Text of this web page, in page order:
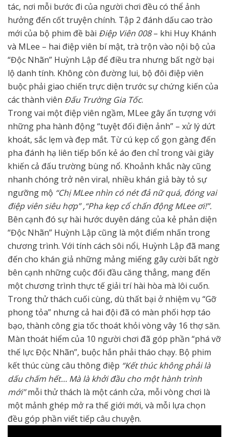
tác, nơi mỗi bước đi của người chơi đều có thể ảnh
hưởng đến cốt truyện chính. Tập 2 đánh dấu cao trào
mới của bộ phim đề bài Điệp Viên 008– khi Huy Khánh
và MLee – hai điệp viên bí mật, trà trộn vào nội bộ của
“Độc Nhãn” Huỳnh Lập để điều tra nhưng bất ngờ bại
lộ danh tính. Không còn đường lui, bộ đôi điệp viên
buộc phải giao chiến trực diện trước sự chứng kiến của
các thành viên Đấu Trường Gia Tốc.
Trong vai một điệp viên ngầm, MLee gây ấn tượng với
những pha hành động “tuyệt đối điện ảnh” – xử lý dứt
khoát, sắc lẹm và đẹp mắt. Từ cú kẹp cổ gọn gàng đến
pha đánh hạ liên tiếp bốn kẻ áo đen chỉ trong vài giây
khiến cả đấu trường bùng nổ. Khoảnh khắc này cũng
nhanh chóng trở nên viral, nhiều khán giả bày tỏ sự
ngưỡng mộ “Chị MLee nhìn có nét đả nữ quá, đóng vai
điệp viên siêu hợp” ,“Pha kẹp cổ chấn động MLee ơi!”.
Bên cạnh đó sự hài hước duyên dáng của kẻ phản diện
“Độc Nhãn” Huỳnh Lập cũng là một điểm nhấn trong
chương trình. Với tính cách sôi nổi, Huỳnh Lập đã mang
đến cho khán giả những mảng miếng gây cười bất ngờ
bên cạnh những cuộc đối đầu căng thẳng, mang đến
một chương trình thực tế giải trí hài hòa mà lôi cuốn.
Trong thử thách cuối cùng, dù thất bại ở nhiệm vụ “Gỡ
phong tỏa” nhưng cả hai đội đã có màn phối hợp táo
bạo, thành công gia tốc thoát khỏi vòng vây 16 thợ săn.
Màn thoát hiểm của 10 người chơi đã góp phần “phá vỡ
thế lực Độc Nhãn”, buộc hắn phải tháo chạy. Bộ phim
kết thúc cùng câu thông điệp “Kết thúc không phải là
dấu chấm hết… Mà là khởi đầu cho một hành trình
mới”mỗi thử thách là một cánh cửa, mỗi vòng chơi là
một mảnh ghép mở ra thế giới mới, và mỗi lựa chọn
đều góp phần viết tiếp câu chuyện.